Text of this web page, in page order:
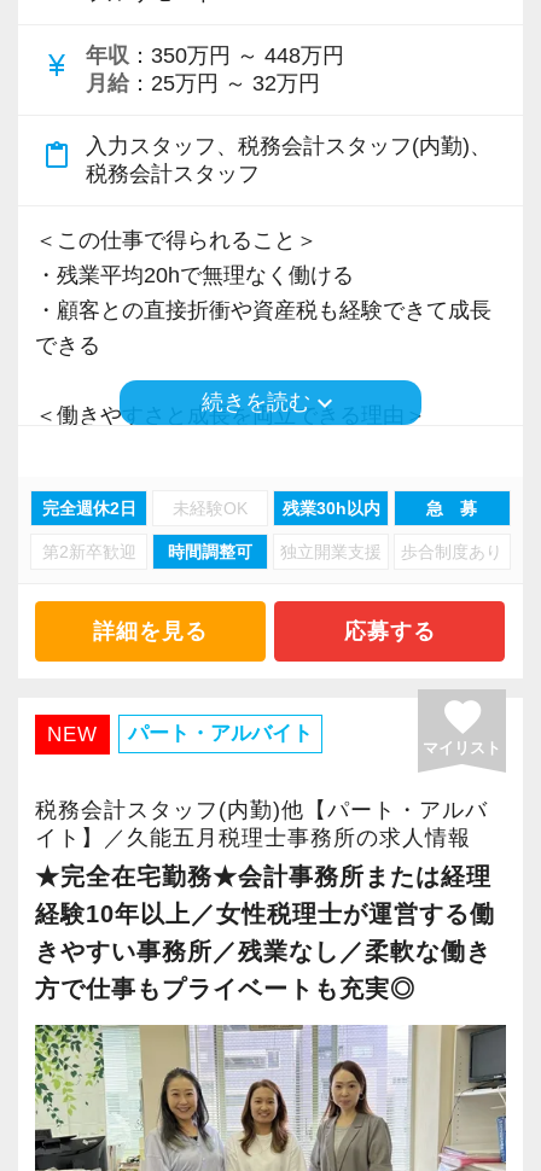
Q. 当事務所を選んだ理由は？
A. 幅広い業務を経験できる点に魅力を感じ、入
所を決めました。
A. さまざまな業務を任せてもらえるので、以前
より成長スピードが上がったと感じています。
Q. 職場の雰囲気は？
A. 上司や先輩に相談しやすく、風通しの良い職
場だと感じています。
・税務経験を活かして成長したい方
・キャリアアップ志向のある方
・顧客対応や提案業務に挑戦したい方
・資産税など専門性を高めたい方
・将来的にマネジメントに関わりたい方
＜まずはカジュアル面談へ＞
・事前に気軽な面談を実施
・仕事内容やキャリアを相談可
・ざっくばらんに質問OK
・納得後に選考へ進めます
・入社時期は柔軟に対応
・半年～1年の調整も可能
まずはカジュアル面談からでも歓迎です
「応募する」からお気軽にご連絡ください。
currency_yen 年収 ：350万円 ～ 448万円
月給 ：25万円 ～ 32万円
content_paste
入力スタッフ、税務会計スタッフ(内勤)、
税務会計スタッフ
＜この仕事で得られること＞
・残業平均20hで無理なく働ける
・顧客との直接折衝や資産税も経験できて成長
できる
＜働きやすさと成長を両立できる理由＞
・分業体制で業務負担を軽減
・顧客対応や提案業務に集中可能
・資産税や相続など専門性の高い案件あり
・経験値が自然と積み上がる環境
・有給取得率90％以上
・繁忙期も月30～40h程度
・男性の育休取得率100％
・テレワーク導入済み
・全席デュアルモニタ完備
＜幅広い経験・成長環境＞
・9割が紹介の安定基盤
・一般企業～医療・学校法人まで対応
・個人～大企業まで幅広く経験可能
・税務顧問＋資産税に関与
続きを読むkeyboard_arrow_down
完全週休2日 未経験OK 残業30h以内 急 募
第2新卒歓迎 時間調整可 独立開業支援 歩合制度あり
詳細を見る 応募する
NEW パート・アルバイト favorite
マイリスト
税務会計スタッフ(内勤)他【パート・アルバ
イト】／久能五月税理士事務所の求人情報
★完全在宅勤務★会計事務所または経理
経験10年以上／女性税理士が運営する働
きやすい事務所／残業なし／柔軟な働き
方で仕事もプライベートも充実◎